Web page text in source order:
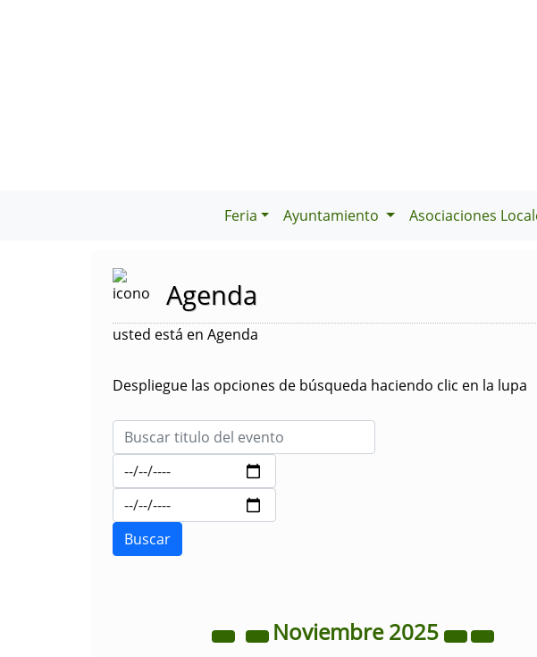
Feria Ayuntamiento Asociaciones
Agenda
usted está en Agenda
Despliegue las opciones de búsqueda haciendo clic en la lupa
Noviembre2025